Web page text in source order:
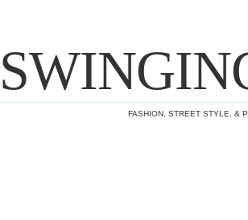
FASHION, STREET STYLE, &